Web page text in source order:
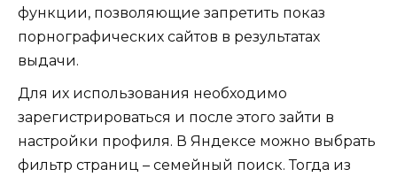
функции, позволяющие запретить показ
порнографических сайтов в результатах
выдачи.
Для их использования необходимо
зарегистрироваться и после этого зайти в
настройки профиля. В Яндексе можно выбрать
фильтр страниц – семейный поиск. Тогда из